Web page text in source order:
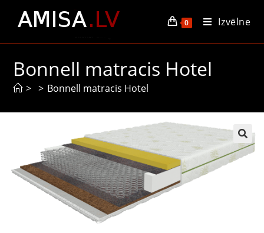
0 Izvēlne
Bonnell matracis Hotel
> > Bonnell matracis Hotel